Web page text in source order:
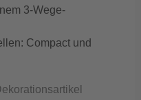
3-Wege-
Compact und